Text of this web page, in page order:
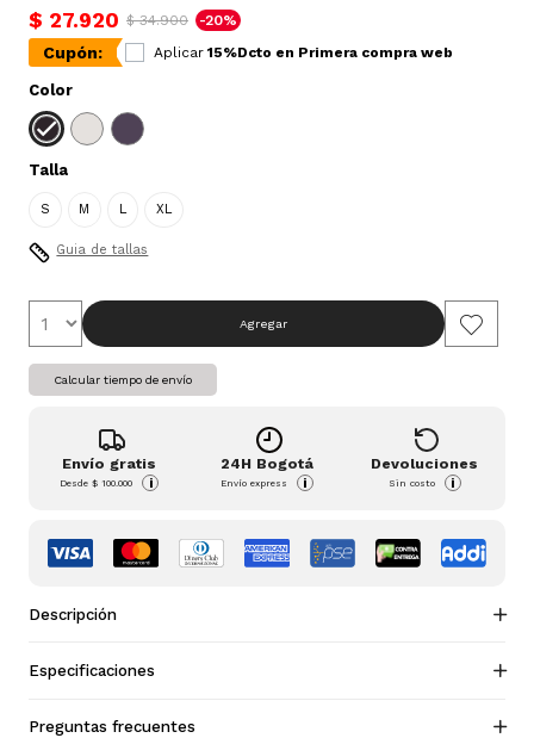
$ 27.920 $ 34.900 -20%
Cupón: Aplicar 15%Dcto en Primera compra web
Color
Talla
S M L XL
Guia de tallas
Agregar
Calcular tiempo de envío
Envío gratis
Desde$ 100.000 i
24H Bogotá
Envío express i
Devoluciones
Sin costo i
Descripción
Especificaciones
Preguntas frecuentes